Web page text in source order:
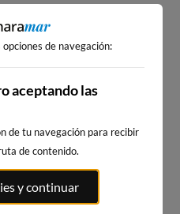
METEOROLOGÍA
LLAMP,
de navegación:
aceptando las
de tu navegación para recibir
de contenido.
y continuar